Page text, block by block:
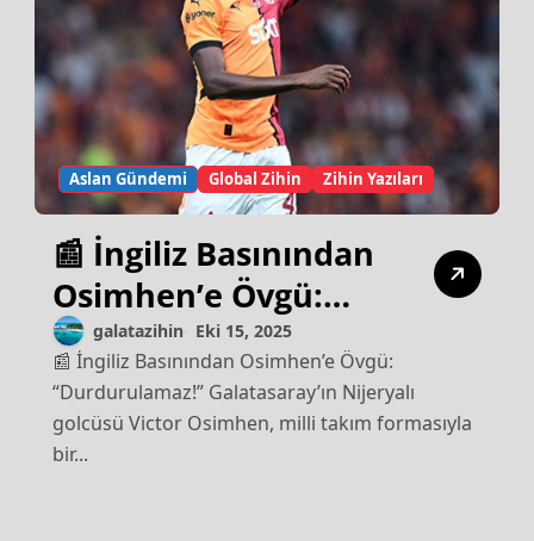
Aslan Gündemi Global Zihin Zihin Yazıları
📰 İngiliz Basınından
Osimhen’e Övgü:
“Durdurulamaz!”
galatazihin Eki 15, 2025
📰 İngiliz Basınından Osimhen’e Övgü:
“Durdurulamaz!” Galatasaray’ın Nijeryalı
golcüsü Victor Osimhen, milli takım formasıyla
bir...